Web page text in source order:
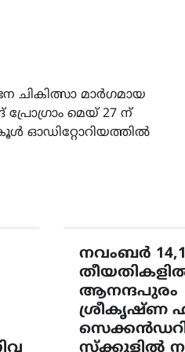
ചികിത്സാ മാർഗമായ
പ്രോഗ്രാം മെയ് 27 ന്
നവംബർ
ആനന്ദപുരം
ശ്രീകൃഷ്ണ